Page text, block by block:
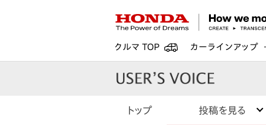
クルマ TOP カーラインアップ
トップ 投稿を見る